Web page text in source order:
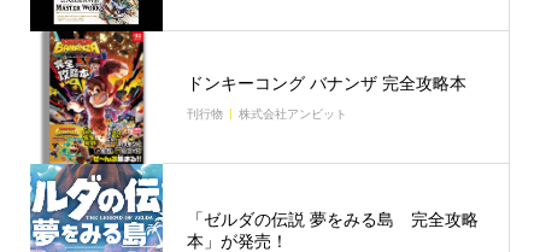
ドンキーコング バナンザ 完全攻略本
刊行物 株式会社アンビット
「ゼルダの伝説 夢をみる島 完全攻略
本」が発売！